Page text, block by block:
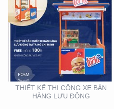
THIẾT KẾ THI CÔNG XE BÁN
HÀNG LƯU ĐỘNG
THIẾT KẾ THI CÔNG
BẢNG HIỆU – MẶT
DỰNG LONG MINH HÂN
– TP. THỦ ĐỨC – Q2